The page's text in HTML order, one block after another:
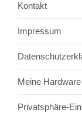
Kontakt
Impressum
Meine Hardware
Privatsphäre-